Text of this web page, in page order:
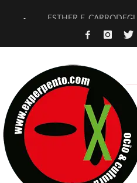
ESTHER F.
[TERRA DE
TIMBRE 4, LA ESCUELA
30 AÑOS (NO ES NADA)
MILITARES
D’BALDOMEROS
MARSHALL FLASH